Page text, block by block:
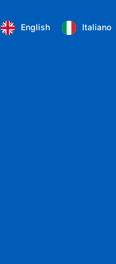
English Italiano